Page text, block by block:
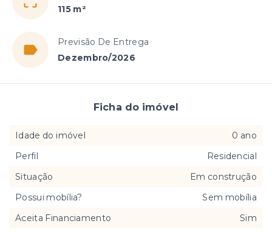
115 m²
Previsão De Entrega
Dezembro/2026
Ficha do imóvel
Idade do imóvel
0 ano
Perfil
Residencial
Situação
Em construção
Possui mobília?
Sem mobília
Aceita Financiamento
Sim